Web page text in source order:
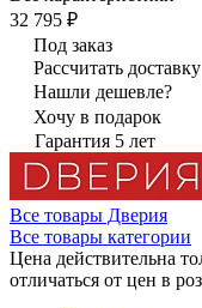
32 795 ₽
Под заказ
Рассчитать доставку
Нашли дешевле?
Хочу в подарок
Гарантия 5 лет
Все товары Дверия
Все товары категории
Цена действительна
отличаться от цен в